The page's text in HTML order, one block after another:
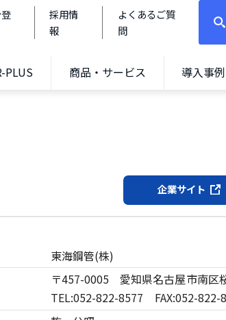
採用情
報
よくあるご質
問
PLUS 商品・サービス 導入事例
企業サイト
東海鋼管(株)
〒457-0005 愛知県名古屋市南区
TEL:052-822-8577 FAX:052-822-